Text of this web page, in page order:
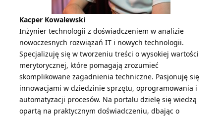
Kacper Kowalewski
Inżynier technologii z doświadczeniem w analizie
nowoczesnych rozwiązań IT i nowych technologii.
Specjalizuję się w tworzeniu treści o wysokiej wartości
merytorycznej, które pomagają zrozumieć
skomplikowane zagadnienia techniczne. Pasjonuję się
innowacjami w dziedzinie sprzętu, oprogramowania i
automatyzacji procesów. Na portalu dzielę się wiedzą
opartą na praktycznym doświadczeniu, dbając o